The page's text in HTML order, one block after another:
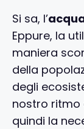
Si sa, l’
Eppure, la
maniera
della
degli
nostro ritmo
quindi la